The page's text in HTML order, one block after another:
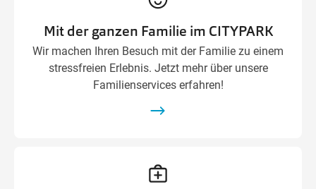
Mit der ganzen Familie im CITYPARK
Wir machen Ihren Besuch mit der Familie zu einem
stressfreien Erlebnis. Jetzt mehr über unsere
Familienservices erfahren!